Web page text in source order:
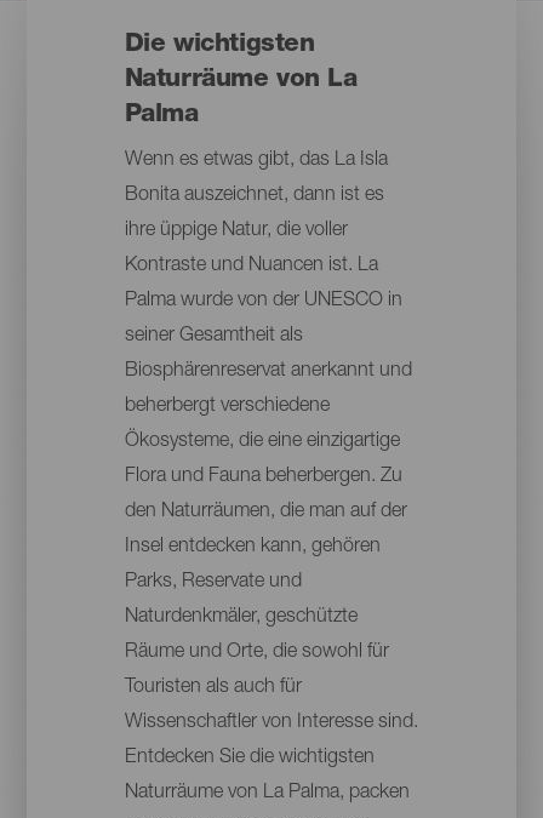
Die wichtigsten
Naturräume von La
Palma
Wenn es etwas gibt, das La Isla
Bonita auszeichnet, dann ist es
ihre üppige Natur, die voller
Kontraste und Nuancen ist. La
Palma wurde von der UNESCO in
seiner Gesamtheit als
Biosphärenreservat anerkannt und
beherbergt verschiedene
Ökosysteme, die eine einzigartige
Flora und Fauna beherbergen. Zu
den Naturräumen, die man auf der
Insel entdecken kann, gehören
Parks, Reservate und
Naturdenkmäler, geschützte
Räume und Orte, die sowohl für
Touristen als auch für
Wissenschaftler von Interesse sind.
Entdecken Sie die wichtigsten
Naturräume von La Palma, packen